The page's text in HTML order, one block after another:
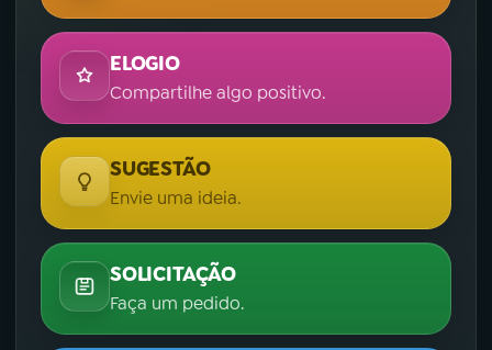
ELOGIO
Compartilhe algo positivo.
SUGESTÃO
Envie uma ideia.
SOLICITAÇÃO
Faça um pedido.